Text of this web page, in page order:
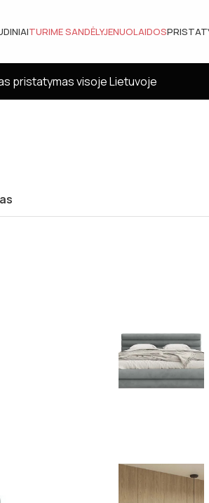
TURIME SANDĖLYJENUOLAIDOS
pristatymas visoje Lietuvoje